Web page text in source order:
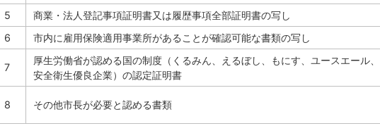
5
商業・法人登記事項証明書又は履歴事項全部証明書の写し
6
市内に雇用保険適用事業所があることが確認可能な書類の写し
7
厚生労働省が認める国の制度（くるみん、えるぼし、もにす、ユースエール、
安全衛生優良企業）の認定証明書
8 その他市長が必要と認める書類